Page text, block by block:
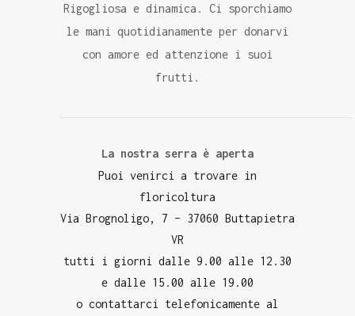
Rigogliosa e dinamica. Ci sporchiamo
le mani quotidianamente per donarvi
con amore ed attenzione i suoi
frutti.
La nostra serra è aperta
Puoi venirci a trovare in
floricoltura
Via Brognoligo, 7 – 37060 Buttapietra
VR
tutti i giorni dalle 9.00 alle 12.30
e dalle 15.00 alle 19.00
o contattarci telefonicamente al